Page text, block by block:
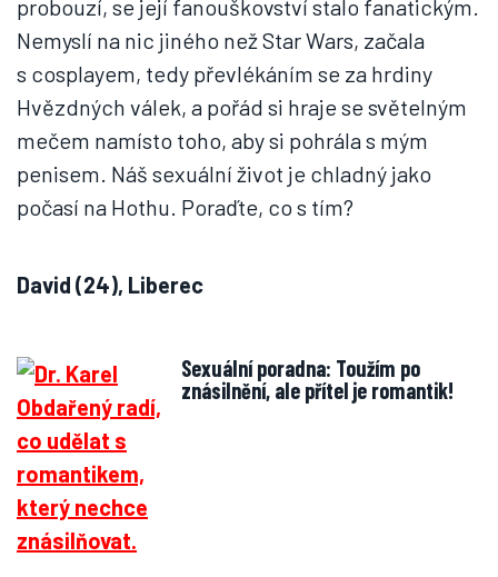
probouzí, se její fanouškovství stalo fanatickým.
Nemyslí na nic jiného než Star Wars, začala
s cosplayem, tedy převlékáním se za hrdiny
Hvězdných válek, a pořád si hraje se světelným
mečem namísto toho, aby si pohrála s mým
penisem. Náš sexuální život je chladný jako
počasí na Hothu. Poraďte, co s tím?
David (24), Liberec
Sexuální poradna: Toužím po
znásilnění, ale přítel je romantik!